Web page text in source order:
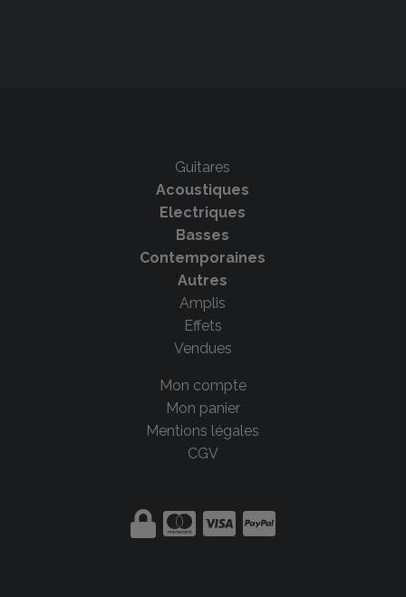
Guitares
Acoustiques
Electriques
Basses
Contemporaines
Autres
Amplis
Effets
Vendues
Mon compte
Mon panier
Mentions légales
CGV